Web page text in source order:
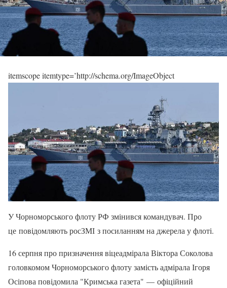
itemscope itemtype=’http://schema.org/ImageObject
У Чорноморського флоту РФ змінився командувач. Про
це повідомляють росЗМІ з посиланням на джерела у флоті.
16 серпня про призначення віцеадмірала Віктора Соколова
головкомом Чорноморського флоту замість адмірала Ігоря
Осіпова повідомила "Кримська газета" — офіційний